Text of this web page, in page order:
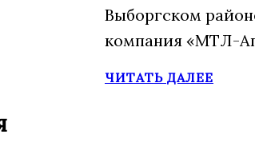
Выборгском
компания «МТЛ-
ЧИТАТЬ ДАЛЕЕ